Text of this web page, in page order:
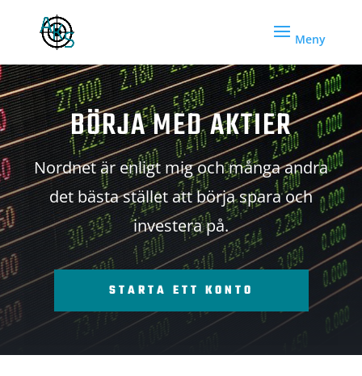
BÖRJA MED AKTIER
Nordnet är enligt mig och många andra
det bästa stället att börja spara och
investera på.
STARTA ETT KONTO